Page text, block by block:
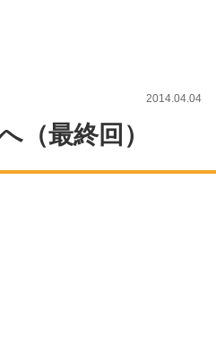
2014.04.04
（最終回）